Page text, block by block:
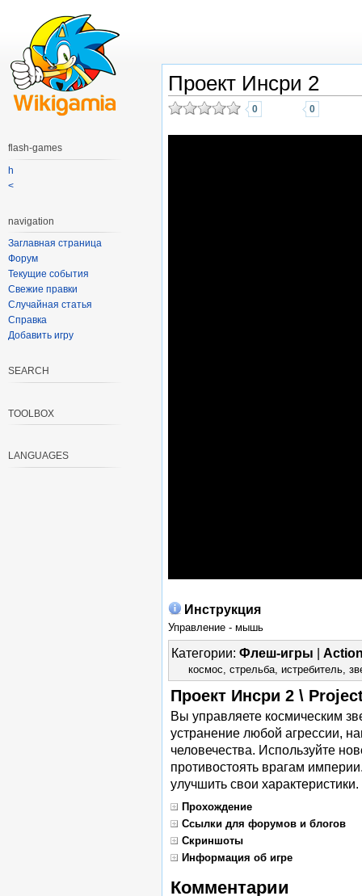
Проект Инсри 2
0 0
Инструкция
Управление - мышь
Категории: Флеш-игры |
космос, стрельба, истребитель,
Проект Инсри 2 \
Вы управляете космическим
устранение любой агрессии,
человечества. Используйте
противостоять врагам
улучшить свои характеристики.
Прохождение
Ссылки для форумов и блогов
Скриншоты
Информация об игре
Комментарии
flash-games
h
<
navigation
Заглавная страница
Форум
Текущие события
Свежие правки
Случайная статья
Справка
Добавить игру
SEARCH
TOOLBOX
LANGUAGES